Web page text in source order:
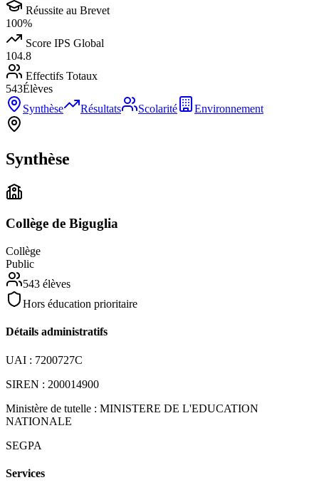
Réussite au Brevet
100%
Score IPS Global
104.8
Effectifs Totaux
543Élèves
Synthèse
Résultats Scolarité Environnement
Synthèse
Collège de Biguglia
Collège
Public
543 élèves
Hors éducation prioritaire
Détails administratifs
UAI : 7200727C
SIREN : 200014900
Ministère de tutelle : MINISTERE DE L'EDUCATION
NATIONALE
SEGPA
Services